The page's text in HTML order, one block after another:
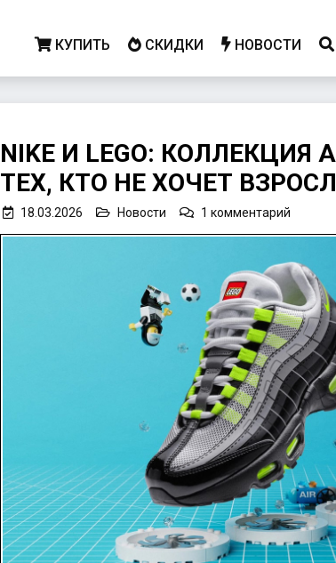
КУПИТЬ СКИДКИ НОВОСТИ
БЛОГ
NIKE И LEGO: КОЛЛЕКЦИЯ
ТЕХ, КТО НЕ ХОЧЕТ
18.03.2026 Новости 1 комментарий
и
LEGO:
Air
Max
95
для
тех,
кто
не
хочет